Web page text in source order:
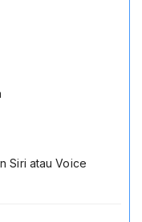
Siri atau Voice